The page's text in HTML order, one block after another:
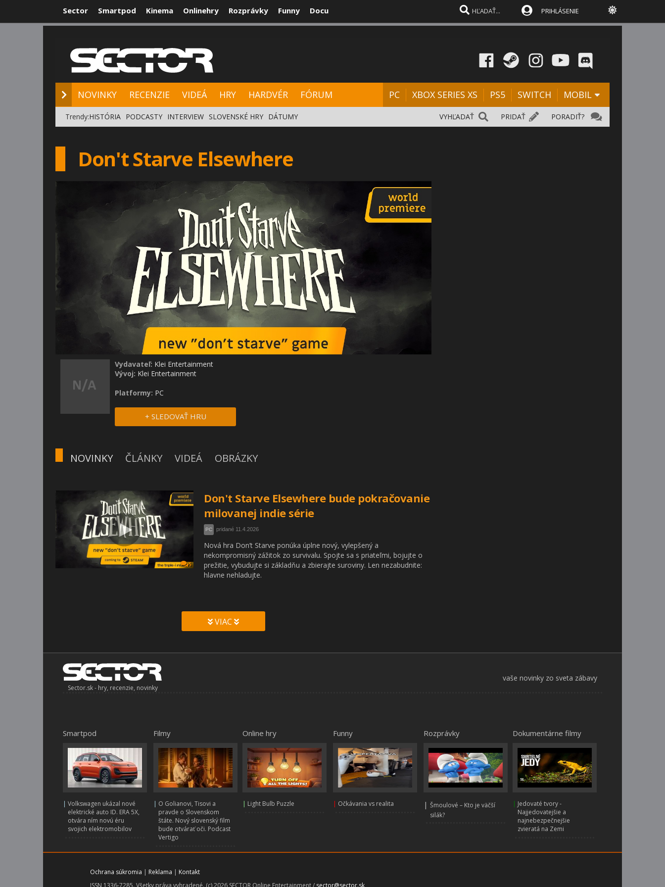
Sector Smartpod Kinema Onlinehry Rozprávky Funny Docu PRIHLÁSENIE
NOVINKY RECENZIE VIDEÁ HRY HARDVÉR FÓRUM PC XBOX SERIES XS PS5 SWITCH MOBIL
PORADIŤ?
PRIDAŤ
VYHĽADAŤ
Trendy:HISTÓRIA PODCASTY INTERVIEW SLOVENSKÉ HRY DÁTUMY
Don't Starve Elsewhere
Vydavateľ: Klei Entertainment
Vývoj: Klei Entertainment
Platformy: PC
+ SLEDOVAŤ HRU
NOVINKY ČLÁNKY VIDEÁ OBRÁZKY
5
Don't Starve Elsewhere bude pokračovanie
milovanej indie série
PC pridané 11.4.2026
Nová hra Don’t Starve ponúka úplne nový, vylepšený a
nekompromisný zážitok zo survivalu. Spojte sa s priateľmi, bojujte o
prežitie, vybudujte si základňu a zbierajte suroviny. Len nezabudnite:
hlavne nehladujte.
VIAC
vaše novinky zo sveta zábavy
Sector.sk - hry, recenzie, novinky
Smartpod
| Volkswagen ukázal nové
elektrické auto ID. ERA 5X,
otvára ním novú éru
svojich elektromobilov
Filmy
| O Golianovi, Tisovi a
pravde o Slovenskom
štáte. Nový slovenský film
bude otvárať oči. Podcast
Vertigo
Online hry
| Light Bulb Puzzle
Funny
| Očkávania vs realita
Rozprávky
| Šmoulové – Kto je väčší
silák?
Dokumentárne filmy
| Jedovaté tvory -
Najjedovatejšie a
najnebezpečnejšie
zvieratá na Zemi
Ochrana súkromia | Reklama | Kontakt
ISSN 1336-7285. Všetky práva vyhradené. (c) 2026 SECTOR Online Entertainment / sector@sector.sk